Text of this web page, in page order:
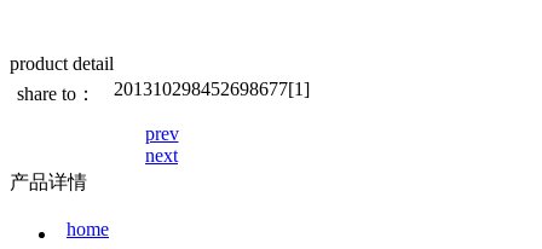
product detail
share to：
201310298452698677[1]
prev
next
产品详情
home